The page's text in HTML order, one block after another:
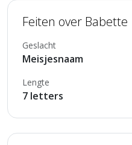
Feiten over Babette
Geslacht
Meisjesnaam
Lengte
7 letters